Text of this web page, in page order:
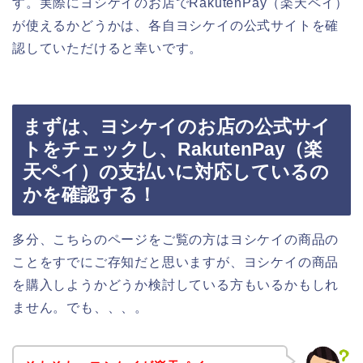
す。実際にヨシケイのお店でRakutenPay（楽天ペイ）
が使えるかどうかは、各自ヨシケイの公式サイトを確
認していただけると幸いです。
まずは、ヨシケイのお店の公式サイ
トをチェックし、RakutenPay（楽
天ペイ）の支払いに対応しているの
かを確認する！
多分、こちらのページをご覧の方はヨシケイの商品の
ことをすでにご存知だと思いますが、ヨシケイの商品
を購入しようかどうか検討している方もいるかもしれ
ません。でも、、、。